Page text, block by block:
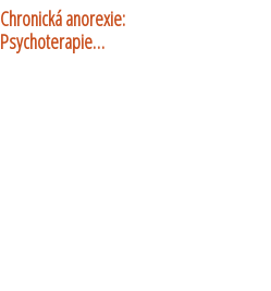
psychoterapii
Chronická anorexie:
Psychoterapie